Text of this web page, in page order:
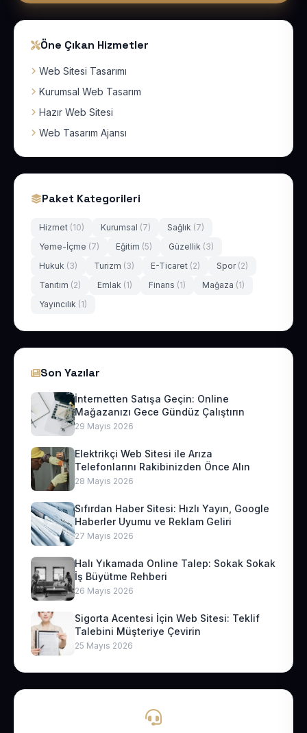
Öne Çıkan Hizmetler
Web Sitesi Tasarımı
Kurumsal Web Tasarım
Hazır Web Sitesi
Web Tasarım Ajansı
Paket Kategorileri
Hizmet (10) Kurumsal (7) Sağlık (7)
Yeme-İçme (7) Eğitim (5) Güzellik (3)
Hukuk (3) Turizm (3) E-Ticaret (2) Spor (2)
Tanıtım (2) Emlak (1) Finans (1) Mağaza (1)
Yayıncılık (1)
Son Yazılar
İnternetten Satışa Geçin: Online
Mağazanızı Gece Gündüz Çalıştırın
29 Mayıs 2026
Elektrikçi Web Sitesi ile Arıza
Telefonlarını Rakibinizden Önce Alın
28 Mayıs 2026
Sıfırdan Haber Sitesi: Hızlı Yayın, Google
Haberler Uyumu ve Reklam Geliri
27 Mayıs 2026
Halı Yıkamada Online Talep: Sokak Sokak
İş Büyütme Rehberi
26 Mayıs 2026
Sigorta Acentesi İçin Web Sitesi: Teklif
Talebini Müşteriye Çevirin
25 Mayıs 2026